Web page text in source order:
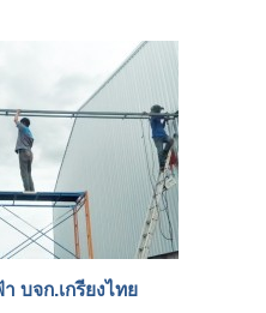
บจก.เกรียงไทย